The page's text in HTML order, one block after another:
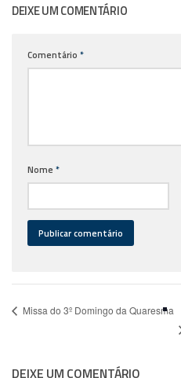
DEIXE UM COMENTÁRIO
Comentário *
Nome *
Missa do 3º Domingo da Quaresma
DEIXE UM COMENTÁRIO